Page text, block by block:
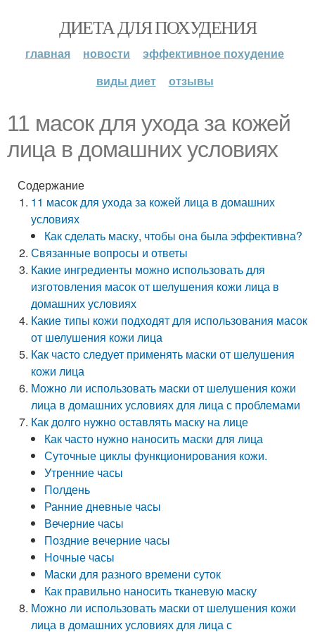
ДИЕТА ДЛЯ ПОХУДЕНИЯ
главная новости
эффективное похудение
виды диет
отзывы
11 масок для ухода за кожей
лица в домашних условиях
Содержание
11 масок для ухода за кожей лица в домашних
условиях
Как сделать маску, чтобы она была эффективна?
Связанные вопросы и ответы
Какие ингредиенты можно использовать для
изготовления масок от шелушения кожи лица в
домашних условиях
Какие типы кожи подходят для использования масок
от шелушения кожи лица
Как часто следует применять маски от шелушения
кожи лица
Можно ли использовать маски от шелушения кожи
лица в домашних условиях для лица с проблемами
Как долго нужно оставлять маску на лице
Как часто нужно наносить маски для лица
Суточные циклы функционирования кожи.
Утренние часы
Полдень
Ранние дневные часы
Вечерние часы
Поздние вечерние часы
Ночные часы
Маски для разного времени суток
Как правильно наносить тканевую маску
Можно ли использовать маски от шелушения кожи
лица в домашних условиях для лица с